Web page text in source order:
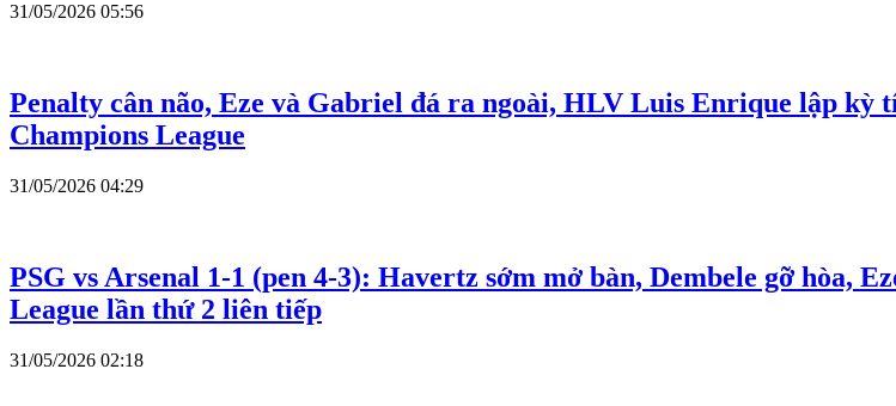
31/05/2026 05:56
Penalty cân não, Eze và Gabriel đá ra ngoài, HLV Luis Enrique lập kỳ
Champions League
31/05/2026 04:29
PSG vs Arsenal 1-1 (pen 4-3): Havertz sớm mở bàn, Dembele gỡ hòa,
League lần thứ 2 liên tiếp
31/05/2026 02:18